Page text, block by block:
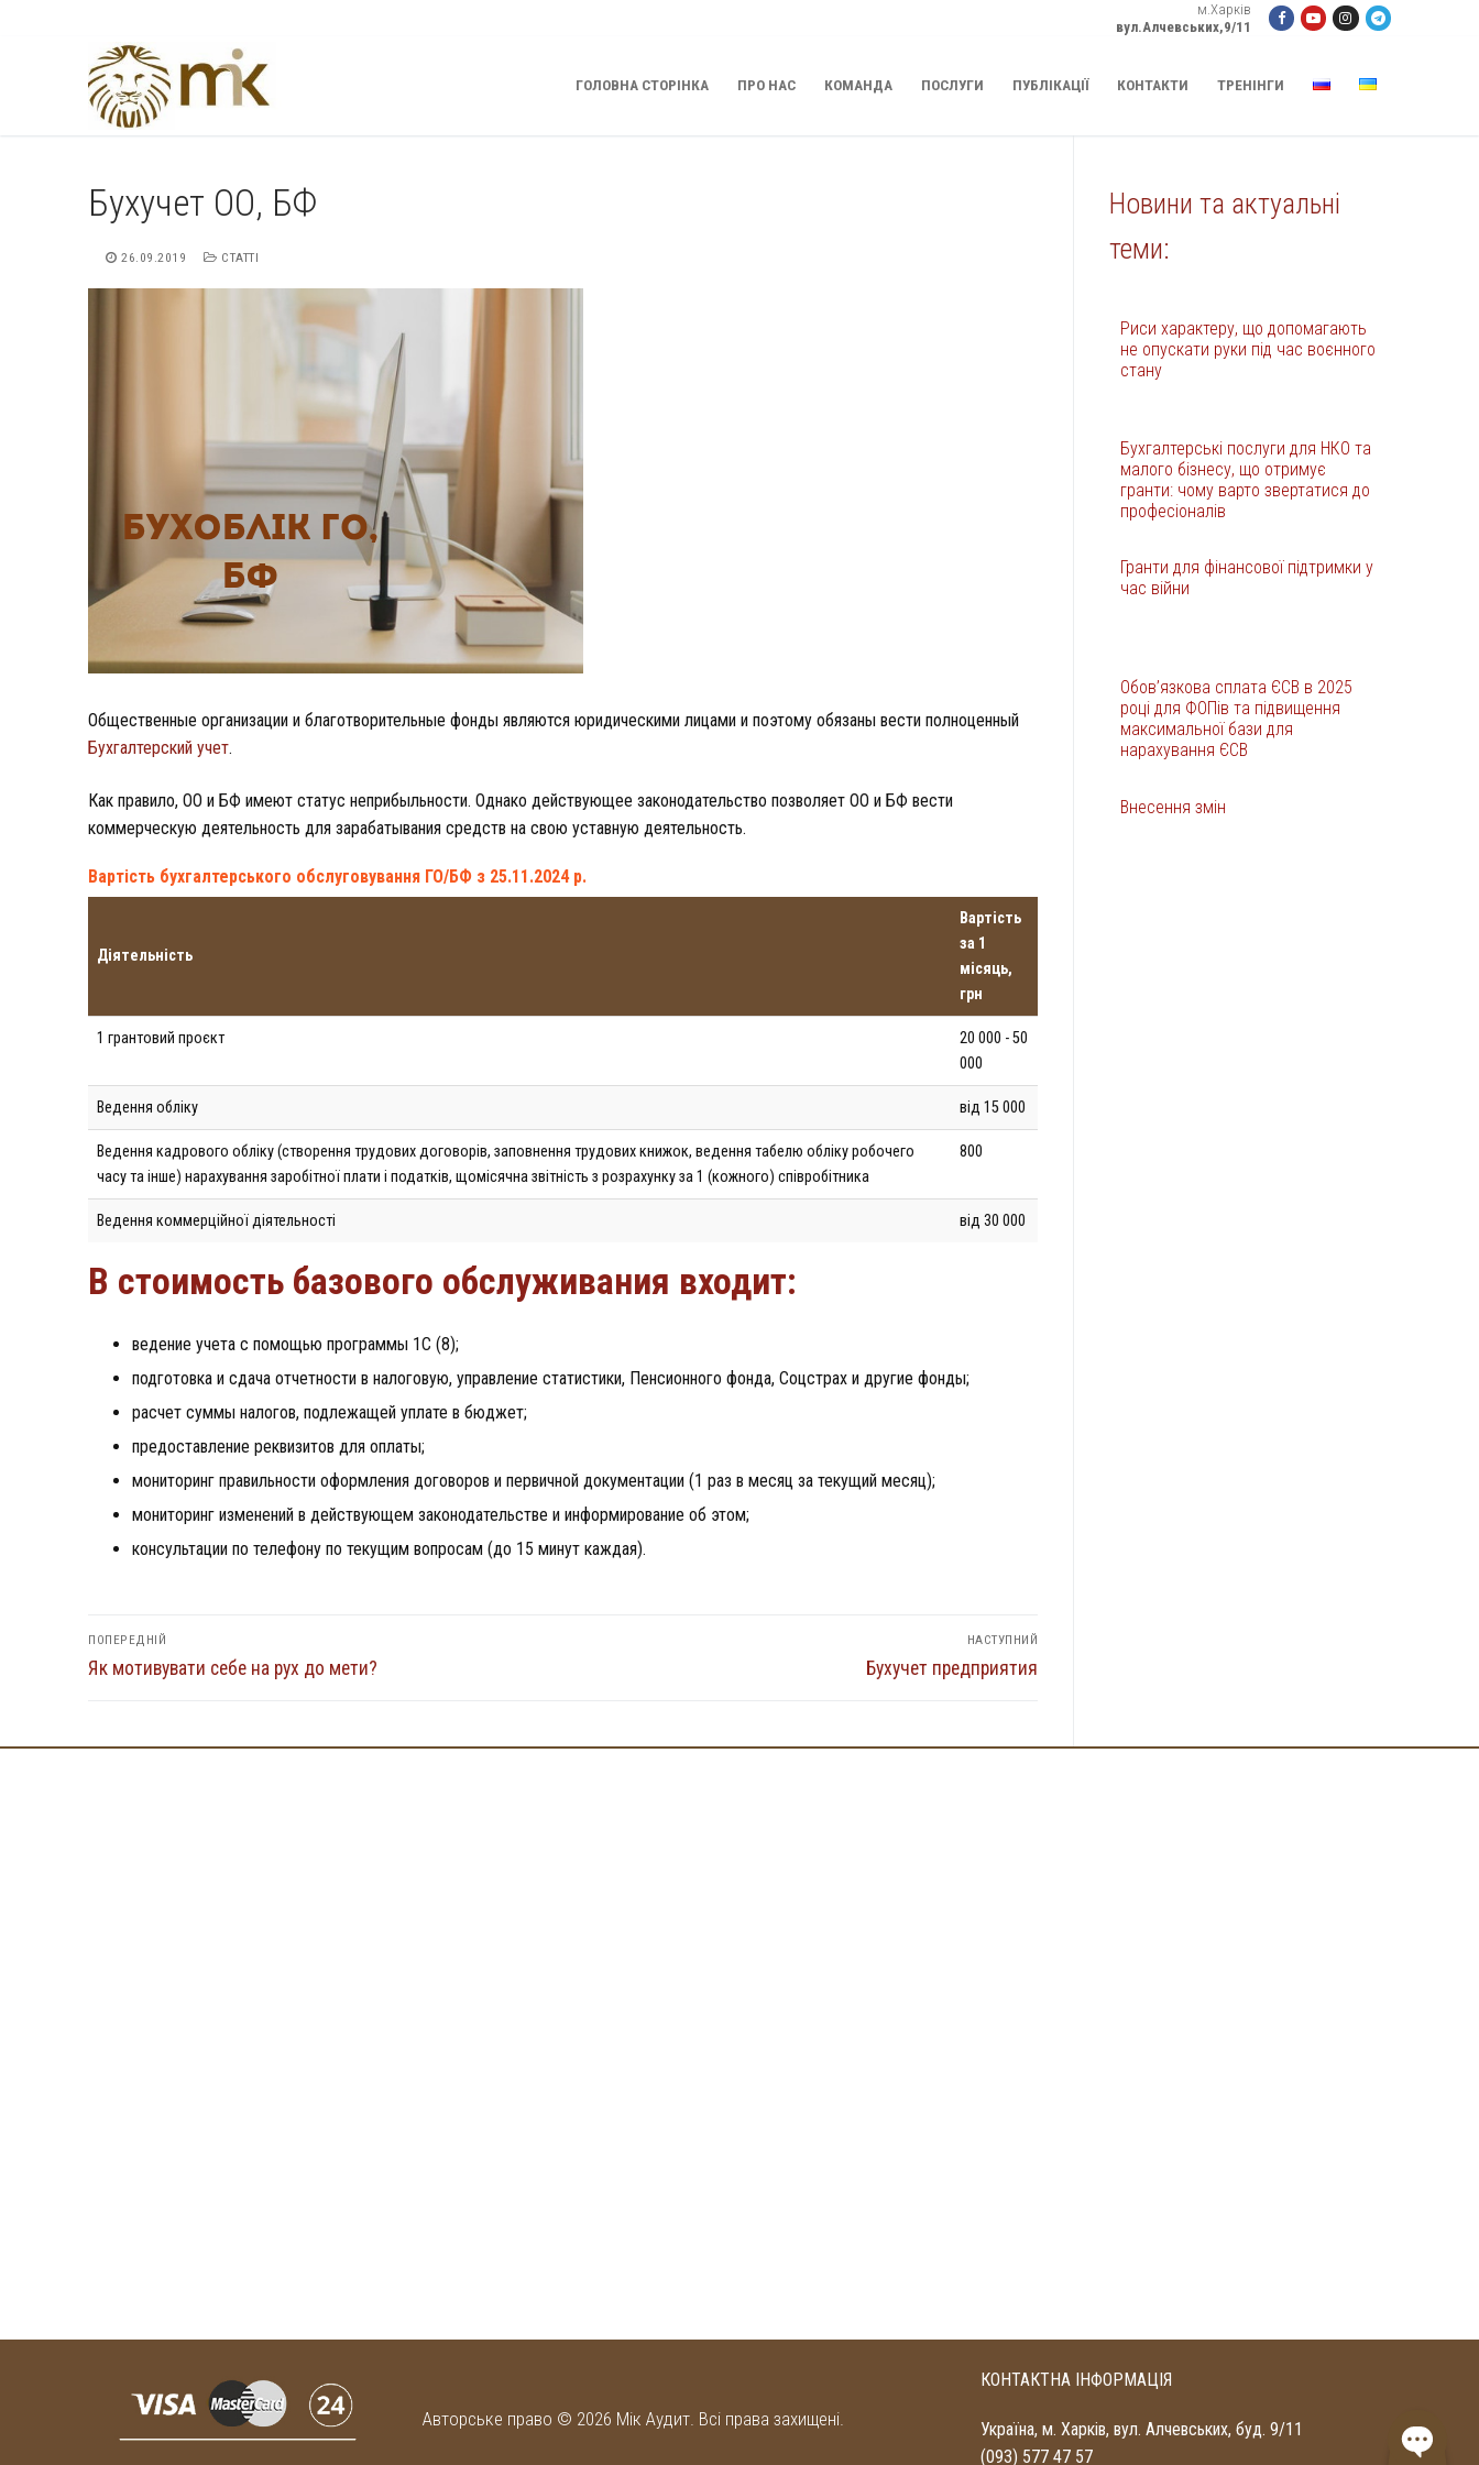
м.Харків
вул.Алчевських,9/11
ГОЛОВНА СТОРІНКА ПРО НАС КОМАНДА ПОСЛУГИ ПУБЛІКАЦІЇ КОНТАКТИ ТРЕНІНГИ
Бухучет ОО, БФ
26.09.2019 СТАТТІ
Общественные организации и благотворительные фонды являются юридическими лицами и поэтому обязаны вести полноценный
Бухгалтерский учет.
Как правило, ОО и БФ имеют статус неприбыльности. Однако действующее законодательство позволяет ОО и БФ вести
коммерческую деятельность для зарабатывания средств на свою уставную деятельность.
Вартість бухгалтерського обслуговування ГО/БФ з 25.11.2024 р.
Діятельність
Вартість
за 1
місяць,
грн
1 грантовий проєкт
20 000 - 50
000
Ведення обліку від 15 000
Ведення кадрового обліку (створення трудових договорів, заповнення трудових книжок, ведення табелю обліку робочего
часу та інше) нарахування заробітної плати і податків, щомісячна звітність з розрахунку за 1 (кожного) співробітника
800
Ведення коммерційної діятельності від 30 000
В стоимость базового обслуживания входит:
ведение учета с помощью программы 1С (8);
подготовка и сдача отчетности в налоговую, управление статистики, Пенсионного фонда, Соцстрах и другие фонды;
расчет суммы налогов, подлежащей уплате в бюджет;
предоставление реквизитов для оплаты;
мониторинг правильности оформления договоров и первичной документации (1 раз в месяц за текущий месяц);
мониторинг изменений в действующем законодательстве и информирование об этом;
консультации по телефону по текущим вопросам (до 15 минут каждая).
Навігація
записів
ПОПЕРЕДНІЙ
Попередній
Як мотивувати себе на рух до мети?
НАСТУПНИЙ
Наступний
Бухучет предприятия
Новини та актуальні
теми:
Риси характеру, що допомагають
не опускати руки під час воєнного
стану
Бухгалтерські послуги для НКО та
малого бізнесу, що отримує
гранти: чому варто звертатися до
професіоналів
Гранти для фінансової підтримки у
час війни
Обов’язкова сплата ЄСВ в 2025
році для ФОПів та підвищення
максимальної бази для
нарахування ЄСВ
Внесення змін
Авторське право © 2026 Мік Аудит. Всі права захищені.
КОНТАКТНА ІНФОРМАЦІЯ
Україна, м. Харків, вул. Алчевських, буд. 9/11
(093) 577 47 57